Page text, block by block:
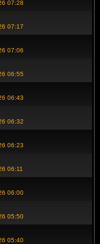
07:28
07:17
07:06
06:55
06:43
06:32
06:23
06:11
06:00
05:50
05:40